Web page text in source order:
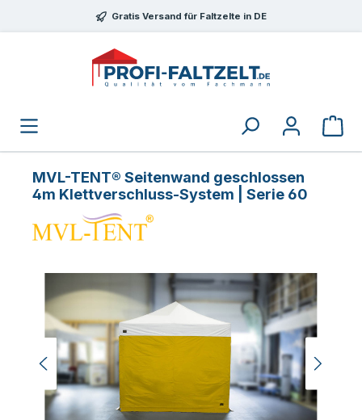
Zum Hauptinhalt springenGratis Versand für Faltzelte in DE
MVL-TENT® Seitenwand geschlossen
4m Klettverschluss-System | Serie 60